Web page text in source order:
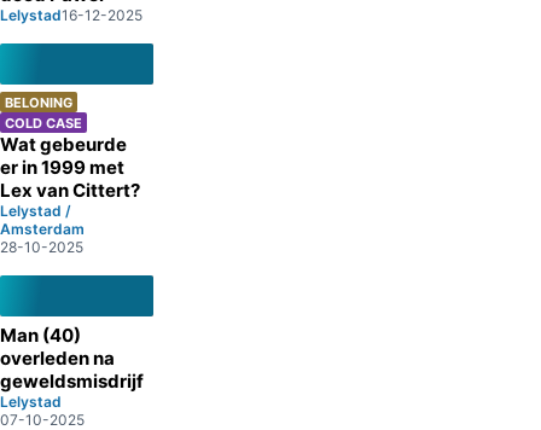
Lelystad16-12-2025
BELONING
COLD CASE
Wat gebeurde
er in 1999 met
Lex van Cittert?
Lelystad /
Amsterdam
28-10-2025
Man (40)
overleden na
geweldsmisdrijf
Lelystad
07-10-2025